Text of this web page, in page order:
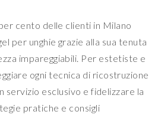
cento delle clienti in Milano
per unghie grazie alla sua tenuta
impareggiabili. Per estetiste e
ogni tecnica di ricostruzione
servizio esclusivo e fidelizzare la
pratiche e consigli